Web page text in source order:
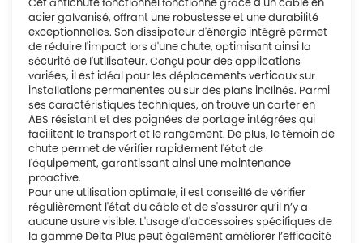
acier galvanisé, offrant une robustesse et une durabilité
exceptionnelles. Son dissipateur d'énergie intégré permet
de réduire l'impact lors d'une chute, optimisant ainsi la
sécurité de l'utilisateur. Conçu pour des applications
variées, il est idéal pour les déplacements verticaux sur
installations permanentes ou sur des plans inclinés. Parmi
ses caractéristiques techniques, on trouve un carter en
ABS résistant et des poignées de portage intégrées qui
facilitent le transport et le rangement. De plus, le témoin de
chute permet de vérifier rapidement l'état de
l'équipement, garantissant ainsi une maintenance
proactive.
Pour une utilisation optimale, il est conseillé de vérifier
régulièrement l'état du câble et de s'assurer qu’il n’y a
aucune usure visible. L'usage d'accessoires spécifiques de
la gamme Delta Plus peut également améliorer l’efficacité